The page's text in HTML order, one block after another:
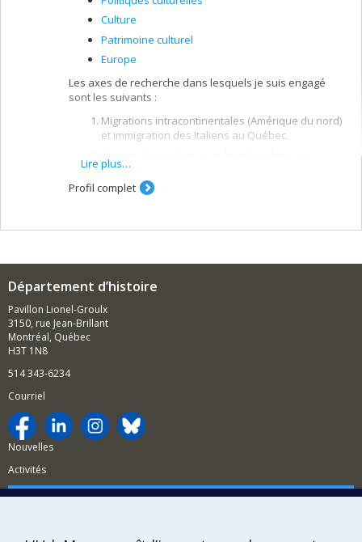
Culture
Patrimoine culturel
Europe
Les axes de recherche dans lesquels je suis engagé
sont les suivants :
Migrations intracontinentales (Amérique du nord)
et immigration des Italiens au Québec.
perspective comparée (États-
Unis/Canada/Europe).
gouvernementales (assimilation; intégration;
culturalisme; transculturalisme; diversité).
Narrations filmiques du passé (documentaire et
Lire plus…
Profil complet
Département d’histoire
Pavillon Lionel-Groulx
3150, rue Jean-Brillant
Montréal, Québec
H3T 1N8
514 343-6234
Courriel
Nouvelles
Activités
Comment soutenir le Département?